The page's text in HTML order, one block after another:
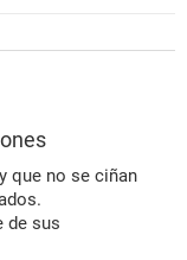
que no se ciñan
de sus